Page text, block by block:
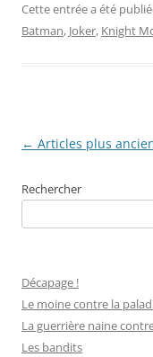
Cette entrée a été
Batman, Joker, Knight
Navigation
articles
← Articles plus
Rechercher
Décapage !
Le moine contre la
La guerrière naine
Les bandits